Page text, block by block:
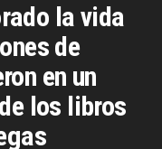
la vida
de
en un
los libros